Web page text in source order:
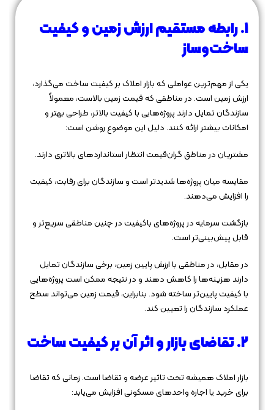
۱. رابطه مستقیم ارزش زمین و کیفیت
ساخت‌وساز
یکی از مهم‌ترین عواملی که بازار املاک بر کیفیت ساخت می‌گذارد،
ارزش زمین است. در مناطقی که قیمت زمین بالاست، معمولاً
سازندگان تمایل دارند پروژه‌هایی با کیفیت بالاتر، طراحی بهتر و
امکانات بیشتر ارائه کنند. دلیل این موضوع روشن است:
مشتریان در مناطق گران‌قیمت انتظار استانداردهای بالاتری دارند.
مقایسه میان پروژه‌ها شدیدتر است و سازندگان برای رقابت، کیفیت
را افزایش می‌دهند.
بازگشت سرمایه در پروژه‌های باکیفیت در چنین مناطقی سریع‌تر و
قابل پیش‌بینی‌تر است.
در مقابل، در مناطقی با ارزش پایین زمین، برخی سازندگان تمایل
دارند هزینه‌ها را کاهش دهند و در نتیجه ممکن است پروژه‌هایی
با کیفیت پایین‌تر ساخته شود. بنابراین، قیمت زمین می‌تواند سطح
عملکرد سازندگان را تعیین کند.
۲. تقاضای بازار و اثر آن بر کیفیت ساخت
بازار املاک همیشه تحت تاثیر عرضه و تقاضا است. زمانی که تقاضا
برای خرید یا اجاره واحدهای مسکونی افزایش می‌یابد: